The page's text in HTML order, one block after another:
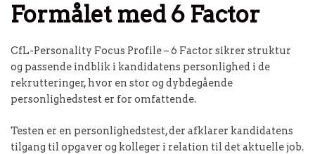
Formålet med 6 Factor
CfL-Personality Focus Profile – 6 Factor sikrer struktur
og passende indblik i kandidatens personlighed i de
rekrutteringer, hvor en stor og dybdegående
personlighedstest er for omfattende.
Testen er en personlighedstest, der afklarer kandidatens
tilgang til opgaver og kolleger i relation til det aktuelle job.